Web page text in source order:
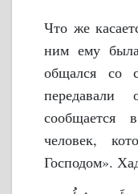
Что же
ним ему
общался со
человек,
Господом».